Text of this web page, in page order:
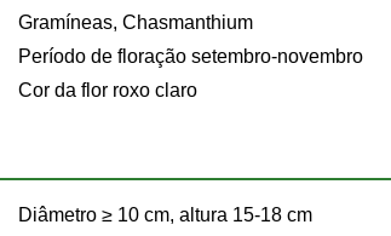
Gramíneas, Chasmanthium
Período de floração setembro-novembro
Cor da flor roxo claro
Diâmetro ≥ 10 cm, altura 15-18 cm